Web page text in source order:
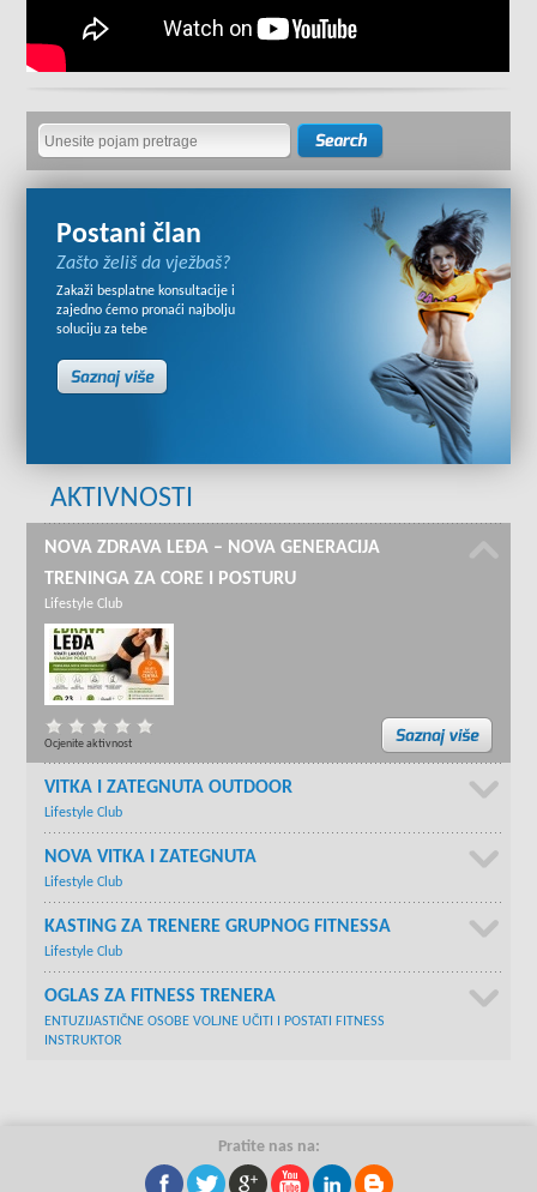
Postani član
Zašto želiš da vježbaš?
Zakaži besplatne konsultacije i
zajedno ćemo pronaći najbolju
soluciju za tebe
AKTIVNOSTI
NOVA ZDRAVA LEĐA – NOVA GENERACIJA
TRENINGA ZA CORE I POSTURU
Lifestyle Club
Ocjenite aktivnost
VITKA I ZATEGNUTA OUTDOOR
Lifestyle Club
NOVA VITKA I ZATEGNUTA
Lifestyle Club
KASTING ZA TRENERE GRUPNOG FITNESSA
Lifestyle Club
OGLAS ZA FITNESS TRENERA
ENTUZIJASTIČNE OSOBE VOLJNE UČITI I POSTATI FITNESS
INSTRUKTOR
Pratite nas na: